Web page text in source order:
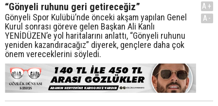
“Gönyeli ruhunu geri getireceğiz”
Gönyeli Spor Kulübü’nde önceki akşam yapılan Genel
Kurul sonrası göreve gelen Başkan Ali Kanlı
YENİDÜZEN’e yol haritalarını anlattı, “Gönyeli ruhunu
yeniden kazandıracağız” diyerek, gençlere daha çok
önem vereceklerini söyledi.
A+
A-